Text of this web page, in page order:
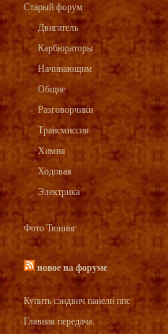
Старый форум
Двигатель
Карбюраторы
Начинающим
Общие
Разговорчики
Трансмиссия
Химия
Ходовая
Электрика
Фото Тюнинг
новое на форуме
Купить сэндвич панели ппс
Главная передача.